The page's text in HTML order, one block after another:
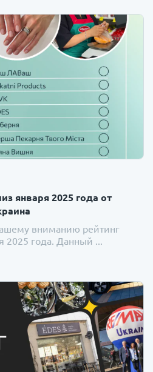
января 2025 года от
вниманию рейтинг
2025 года. Данный ...